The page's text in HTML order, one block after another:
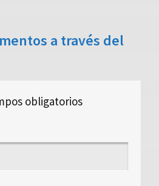
a través del
obligatorios